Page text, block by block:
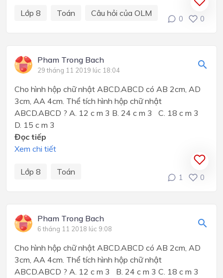
Lớp 8 Toán Câu hỏi của OLM
0 0
Pham Trong Bach
29 tháng 11 2019 lúc 18:04
Cho hình hộp chữ nhật ABCD.ABCD có AB 2cm, AD
3cm, AA 4cm. Thể tích hình hộp chữ nhật
ABCD.ABCD ? A. 12 c m 3 B. 24 c m 3 C. 18 c m 3
D. 15 c m 3
Đọc tiếp
Xem chi tiết
Lớp 8 Toán
1 0
Pham Trong Bach
6 tháng 11 2018 lúc 9:08
Cho hình hộp chữ nhật ABCD.ABCD có AB 2cm, AD
3cm, AA 4cm. Thể tích hình hộp chữ nhật
ABCD.ABCD ? A. 12 c m 3 B. 24 c m 3 C. 18 c m 3